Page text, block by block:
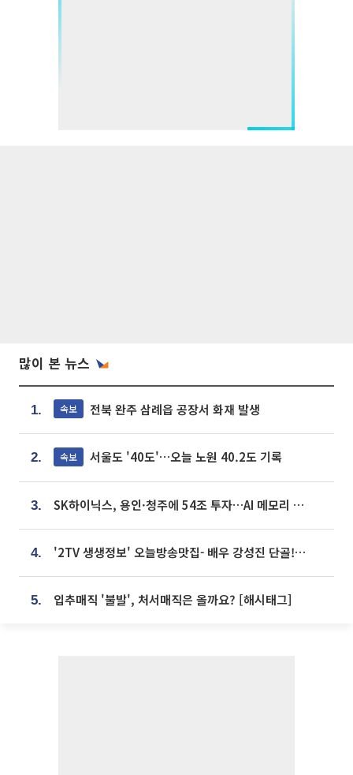
많이 본 뉴스
1. 속보 전북 완주 삼례읍 공장서 화재 발생
2. 속보 서울도 '40도'…오늘 노원 40.2도 기록
3. SK하이닉스, 용인·청주에 54조 투자…AI 메모리 생산기지 키운다
4. '2TV 생생정보' 오늘방송맛집- 배우 강성진 단골! 쌀국수ㆍ푸팟퐁 커리 맛집 '블○○○'
5. 입추매직 '불발', 처서매직은 올까요? [해시태그]